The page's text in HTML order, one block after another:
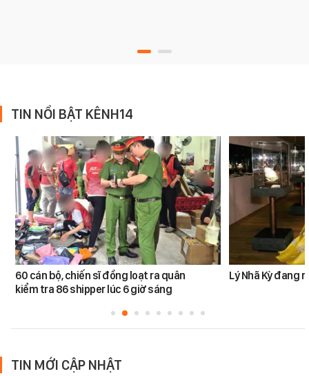
TIN NỔI BẬT KÊNH14
60 cán bộ, chiến sĩ đồng loạt ra quân
kiểm tra 86 shipper lúc 6 giờ sáng
Lý Nhã Kỳ đang
TIN MỚI CẬP NHẬT